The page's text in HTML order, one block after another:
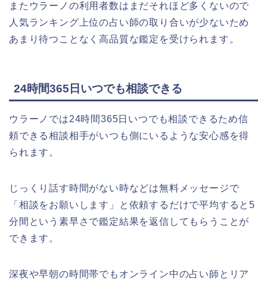
またウラーノの利用者数はまだそれほど多くないので
人気ランキング上位の占い師の取り合いが少ないため
あまり待つことなく高品質な鑑定を受けられます 。
24時間365日いつでも相談できる
ウラーノでは24時間365日いつでも相談できるため信
頼できる相談相手がいつも側にいるような安心感を得
られます。
じっくり話す時間がない時などは無料メッセージで
「相談をお願いします」と依頼するだけで平均すると5
分間という素早さで鑑定結果を返信 してもらうことが
できます。
深夜や早朝の時間帯でもオンライン中の占い師とリア